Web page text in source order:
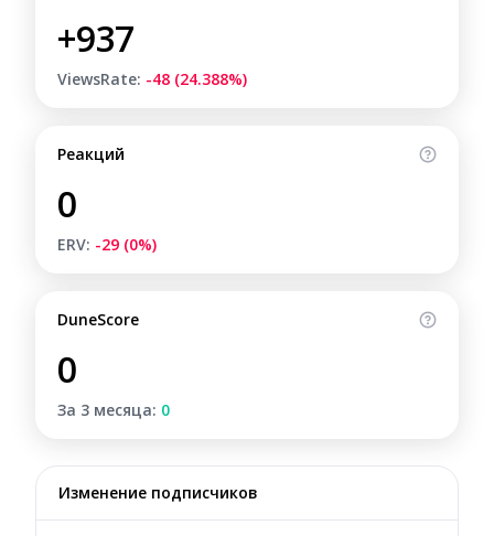
+937
ViewsRate: -48 (24.388%)
Реакций
0
ERV: -29 (0%)
DuneScore
0
За 3 месяца: 0
Изменение подписчиков